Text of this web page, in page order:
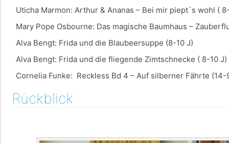
Uticha Marmon: Arthur & Ananas – Bei mir piept`s wohl (
Mary Pope Osbourne: Das magische Baumhaus –
Alva Bengt: Frida und die Blaubeersuppe (8-10 J)
Alva Bengt: Frida und die fliegende Zimtschnecke ( 8-10 J)
Cornelia Funke: Reckless Bd 4 – Auf silberner Fährte (14-
Rückblick